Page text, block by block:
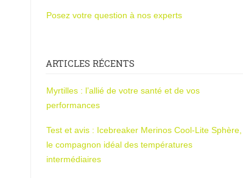
Posez votre question à nos experts
ARTICLES RÉCENTS
Myrtilles : l’allié de votre santé et de vos
performances
Test et avis : Icebreaker Merinos Cool-Lite Sphère,
le compagnon idéal des températures
intermédiaires